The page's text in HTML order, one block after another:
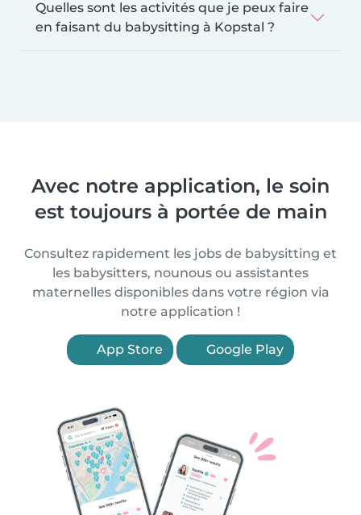
Quelles sont les activités que je peux faire
en faisant du babysitting à Kopstal ?
Avec notre application, le soin
est toujours à portée de main
Consultez rapidement les jobs de babysitting et
les babysitters, nounous ou assistantes
maternelles disponibles dans votre région via
notre application !
App Store Google Play